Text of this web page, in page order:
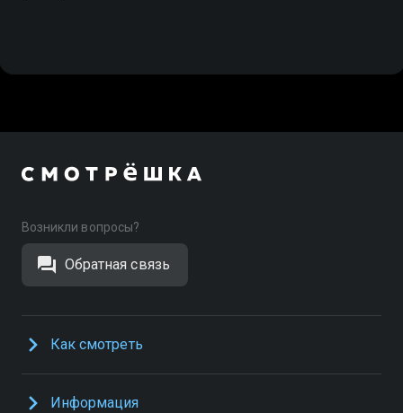
Возникли вопросы?
Обратная связь
Как смотреть
Информация